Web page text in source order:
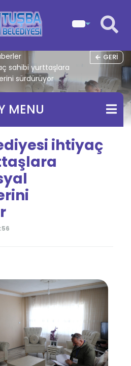
sahibi yurttaşlara
sürdürüyor
GERI
MENU
ihtiyaç